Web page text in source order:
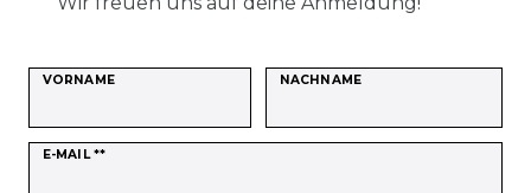
VORNAME NACHNAME
E-MAIL **
Newsletter